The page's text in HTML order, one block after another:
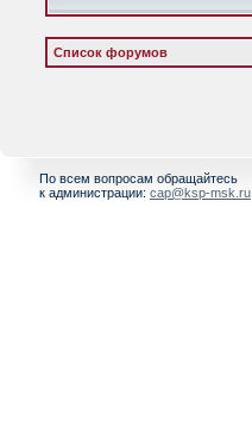
Список форумов
По всем вопросам обращайтесь
к администрации: cap@ksp-msk.ru